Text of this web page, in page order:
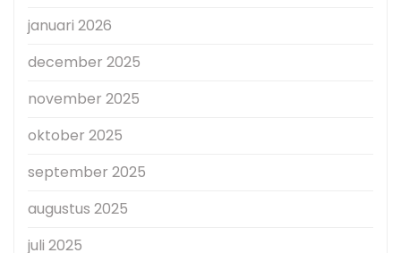
januari 2026
december 2025
november 2025
oktober 2025
september 2025
augustus 2025
juli 2025